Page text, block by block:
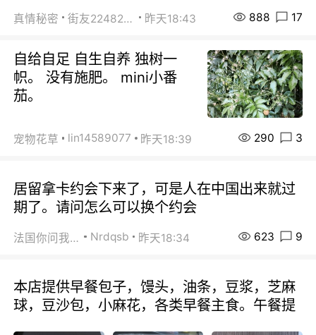
真情秘密 街友22482465 昨天18:43 888 17
自给自足 自生自养 独树一
帜。 没有施肥。 mini小番
茄。
宠物花草 lin14589077 昨天18:39 290 3
居留拿卡约会下来了，可是人在中国出来就过
期了。请问怎么可以换个约会
法国你问我答 Nrdqsb 昨天18:34 623 9
本店提供早餐包子，馒头，油条，豆浆，芝麻
球，豆沙包，小麻花，各类早餐主食。午餐提